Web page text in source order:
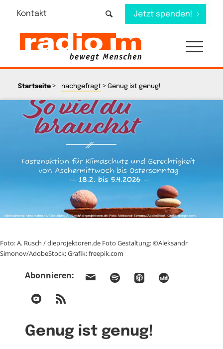
Kontakt Jetzt spenden!
Startseite> nachgefragt> Genug ist genug!
Foto: A. Rusch / dieprojektoren.de Foto Gestaltung: ©Aleksandr
Simonov/AdobeStock; Grafik: freepik.com
Abonnieren:
Genug ist genug!